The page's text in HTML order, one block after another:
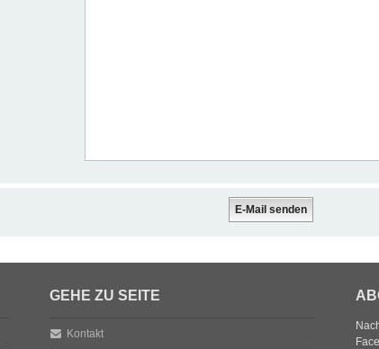
GEHE ZU SEITE
Kontakt